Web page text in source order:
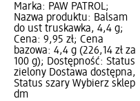
Marka: PAW PATROL;
Nazwa produktu: Balsam
do ust truskawka, 4,4 g;
Cena: 9,95 zł; Cena
bazowa: 4,4 g (226,14 zł za
100 g); Dostępność: Status
zielony Dostawa dostępna,
Status szary Wybierz sklep
dm